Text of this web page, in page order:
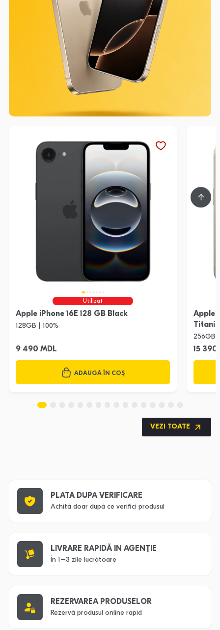
Utilizat
Apple iPhone 16E 128 GB Black
128GB | 100%
9 490 MDL
ADAUGĂ ÎN COȘ
Apple
256GB |
15 390
VEZI TOATE
PLATA DUPA VERIFICARE
Achită doar după ce verifici produsul
LIVRARE RAPIDĂ IN AGENȚIE
În 1–3 zile lucrătoare
REZERVAREA PRODUSELOR
Rezervă produsul online rapid